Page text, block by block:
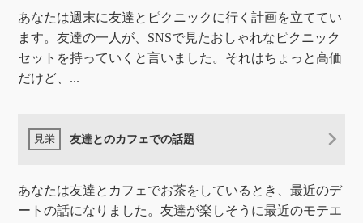
あなたは週末に友達とピクニックに行く計画を立ててい
ます。友達の一人が、SNSで見たおしゃれなピクニック
セットを持っていくと言いました。それはちょっと高価
だけど、...
友達とのカフェでの話題
あなたは友達とカフェでお茶をしているとき、最近のデ
ートの話になりました。友達が楽しそうに最近のモテエ